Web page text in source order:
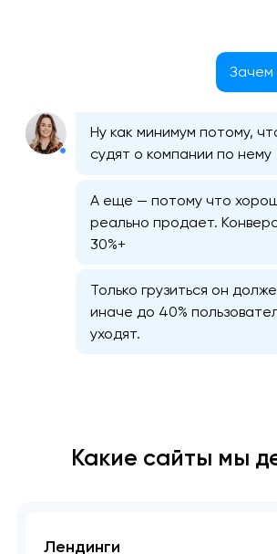
Зачем
Ну как минимум потому,
судят о компании по нему
А еще — потому что
реально продает.
30%+
Только грузиться он
иначе до 40%
уходят.
Какие сайты мы
Лендинги